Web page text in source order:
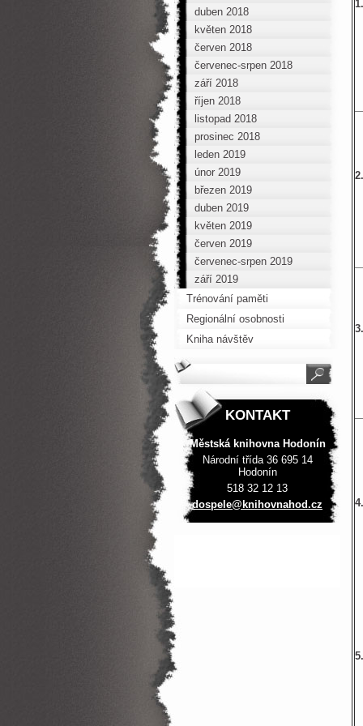
1.
2.
3.
4.
5.
duben 2018
květen 2018
červen 2018
červenec-srpen 2018
září 2018
říjen 2018
listopad 2018
prosinec 2018
leden 2019
únor 2019
březen 2019
duben 2019
květen 2019
červen 2019
červenec-srpen 2019
září 2019
Trénování paměti
Regionální osobnosti
Kniha návštěv
KONTAKT
Městská knihovna Hodonín
Národní třída 36 695 14
Hodonín
518 32 12 13
dospele@ knihovnahod.cz